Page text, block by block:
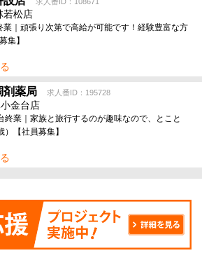
若松店
｜頑張り次第で高給が可能です！経験豊富な方
集】
剤薬局 求人番ID：195728
金台店
終業｜家族と旅行するのが趣味なので、とこと
【社員募集】